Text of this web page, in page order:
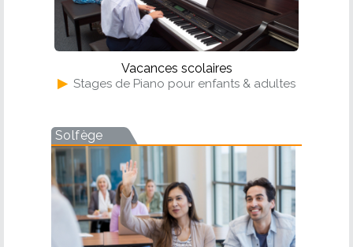
Vacances scolaires
▶ Stages de Piano pour enfants & adultes
Solfège